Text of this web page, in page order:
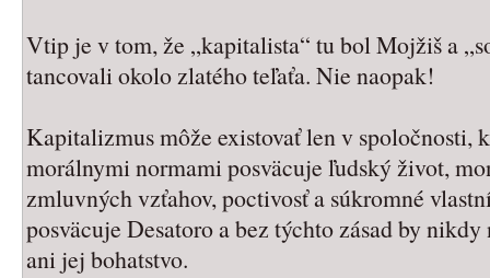
Vtip je v tom, že „kapitalista“ tu bol Mojžiš a
tancovali okolo zlatého teľaťa. Nie naopak!
Kapitalizmus môže existovať len v spoločnosti,
morálnymi normami posväcuje ľudský život,
zmluvných vzťahov, poctivosť a súkromné
posväcuje Desatoro a bez týchto zásad by
ani jej bohatstvo.